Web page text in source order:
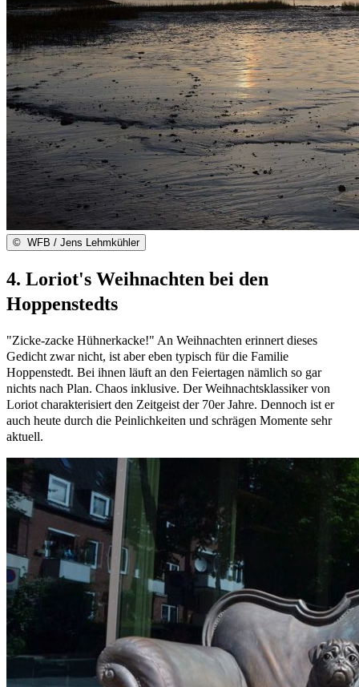
© WFB / Jens Lehmkühler
4. Loriot's Weihnachten bei den
Hoppenstedts
"Zicke-zacke Hühnerkacke!" An Weihnachten erinnert dieses
Gedicht zwar nicht, ist aber eben typisch für die Familie
Hoppenstedt. Bei ihnen läuft an den Feiertagen nämlich so gar
nichts nach Plan. Chaos inklusive. Der Weihnachtsklassiker von
Loriot charakterisiert den Zeitgeist der 70er Jahre. Dennoch ist er
auch heute durch die Peinlichkeiten und schrägen Momente sehr
aktuell.